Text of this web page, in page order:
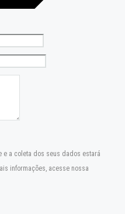
e a coleta dos seus dados estará
informações, acesse nossa